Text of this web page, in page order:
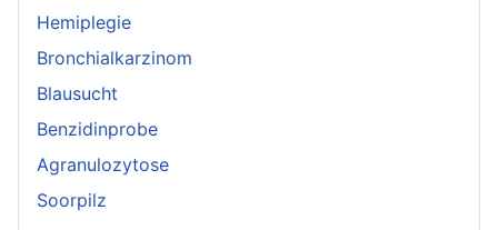
Hemiplegie
Bronchialkarzinom
Blausucht
Benzidinprobe
Agranulozytose
Soorpilz